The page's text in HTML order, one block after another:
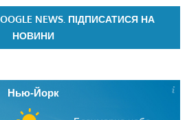
NEWS. ПІДПИСАТИСЯ НА
НОВИНИ
Нью-Йорк